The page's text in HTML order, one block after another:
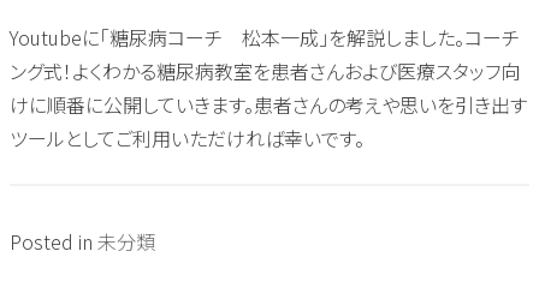
Youtubeに「糖尿病コーチ 松本一成」を解説しました。コーチ
ング式！よくわかる糖尿病教室を患者さんおよび医療スタッフ向
けに順番に公開していきます。患者さんの考えや思いを引き出す
ツールとしてご利用いただければ幸いです。
Posted in 未分類